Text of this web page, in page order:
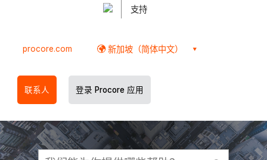
支持
procore.com 新加坡（简体中文）
联系人 登录 Procore 应用